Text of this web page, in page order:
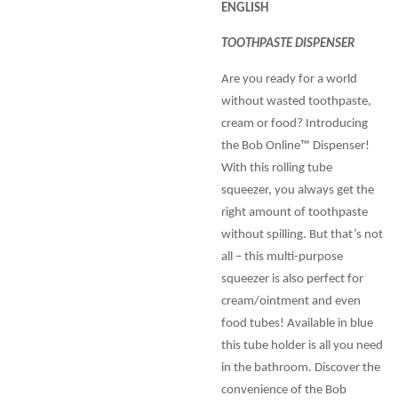
ENGLISH
TOOTHPASTE DISPENSER
Are you ready for a world
without wasted toothpaste,
cream or food? Introducing
the Bob Online™ Dispenser!
With this rolling tube
squeezer, you always get the
right amount of toothpaste
without spilling. But that’s not
all – this multi-purpose
squeezer is also perfect for
cream/ointment and even
food tubes! Available in blue
this tube holder is all you need
in the bathroom. Discover the
convenience of the Bob